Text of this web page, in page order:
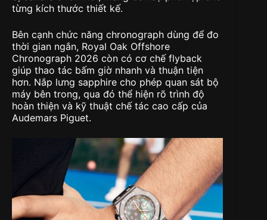
từng kích thước thiết kế.
Bên cạnh chức năng chronograph dùng để đo
thời gian ngắn, Royal Oak Offshore
Chronograph 2026 còn có cơ chế flyback
giúp thao tác bấm giờ nhanh và thuận tiện
hơn. Nắp lưng sapphire cho phép quan sát bộ
máy bên trong, qua đó thể hiện rõ trình độ
hoàn thiện và kỹ thuật chế tác cao cấp của
Audemars Piguet.